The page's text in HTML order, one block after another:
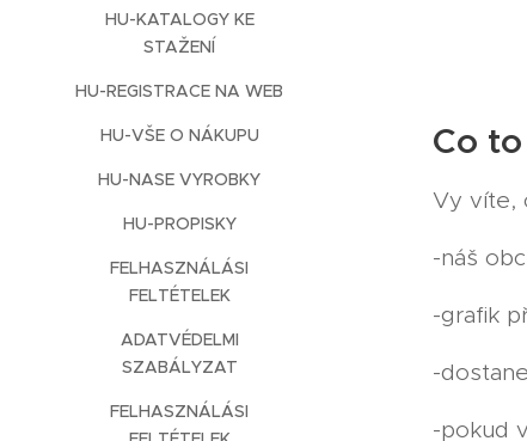
HU-KATALOGY KE
STAŽENÍ
HU-REGISTRACE NA WEB
HU-VŠE O NÁKUPU
HU-NASE VYROBKY
HU-PROPISKY
FELHASZNÁLÁSI
FELTÉTELEK
ADATVÉDELMI
SZABÁLYZAT
FELHASZNÁLÁSI
Co
Vy víte,
-náš
-grafik
-
-pokud